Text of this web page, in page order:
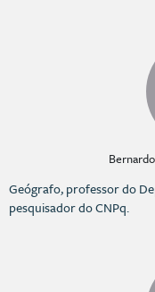
Geógrafo, professor do
pesquisador do CNPq.